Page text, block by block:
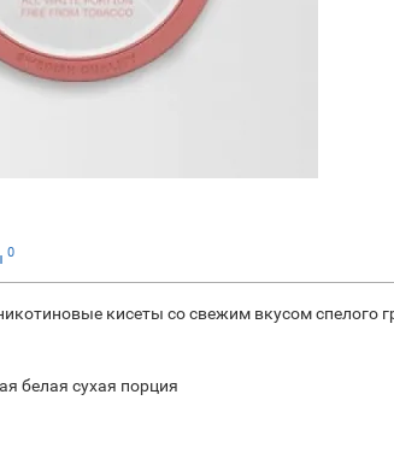
0
кисеты со свежим вкусом
белая сухая порция